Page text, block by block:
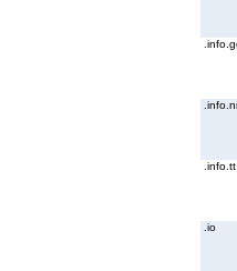
.info.tt
.io